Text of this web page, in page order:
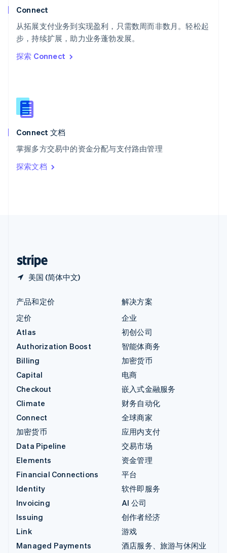
Connect
从拓展支付业务到实现盈利，只需数周而非数月。轻松起
步，持续扩展，助力业务蓬勃发展。
探索 Connect
Connect 文档
掌握多方交易中的资金分配与支付路由管理
探索文档
美国 (简体中文)
泰国
ไทยEnglish
希腊
English
西班牙
新西兰
English
匈牙利
English
ItalianoEnglish
印度
English
产品和定价
定价
Atlas
Authorization Boost
Billing
Capital
Checkout
Climate
Connect
加密货币
Data Pipeline
Elements
Financial Connections
Identity
Invoicing
Issuing
Link
Managed Payments
解决方案
企业
初创公司
智能体商务
加密货币
电商
嵌入式金融服务
财务自动化
全球商家
应用内支付
交易市场
资金管理
平台
软件即服务
AI 公司
创作者经济
游戏
酒店服务、旅游与休闲业